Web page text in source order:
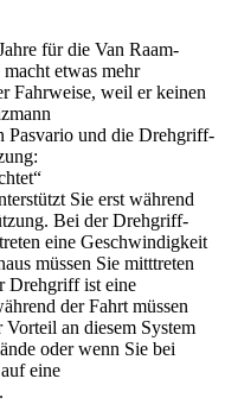
für die Van Raam-
etwas mehr
Fahrweise, weil er keinen
Pasvario und die Drehgriff-
Sie erst während
Bei der Drehgriff-
eine Geschwindigkeit
müssen Sie mitttreten
Drehgriff ist eine
der Fahrt müssen
an diesem System
oder wenn Sie bei
eine